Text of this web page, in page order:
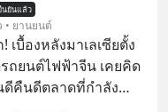
นยันแล้ว
• ยานยนต์
เบื้องหลังมาเลเซียตั้ง
ถยนต์ไฟฟ้าจีน เคยคิด
คืนดีตลาดที่กำลัง